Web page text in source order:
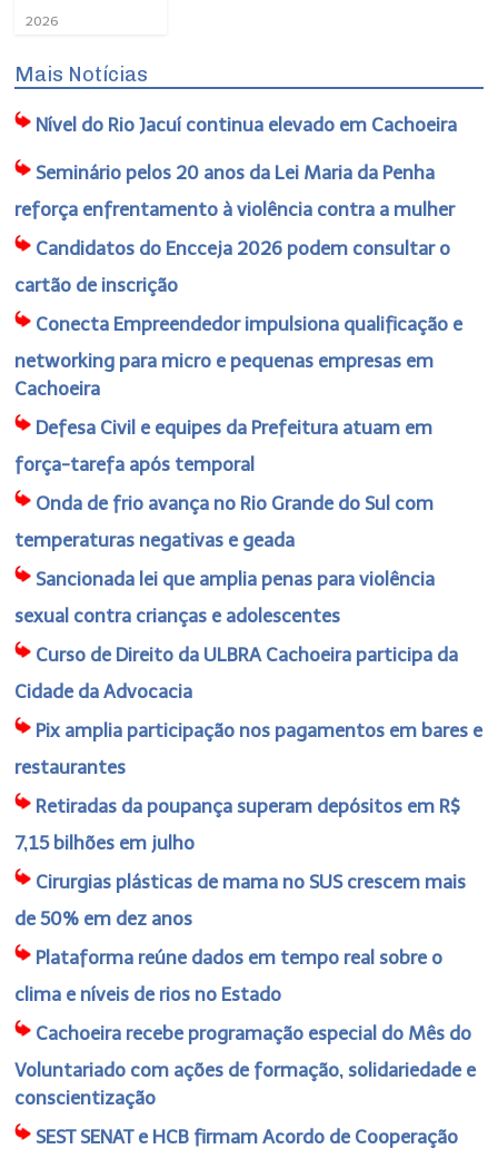
2026
Mais Notícias
Nível do Rio Jacuí continua elevado em Cachoeira
Seminário pelos 20 anos da Lei Maria da Penha
reforça enfrentamento à violência contra a mulher
Candidatos do Encceja 2026 podem consultar o
cartão de inscrição
Conecta Empreendedor impulsiona qualificação e
networking para micro e pequenas empresas em
Cachoeira
Defesa Civil e equipes da Prefeitura atuam em
força-tarefa após temporal
Onda de frio avança no Rio Grande do Sul com
temperaturas negativas e geada
Sancionada lei que amplia penas para violência
sexual contra crianças e adolescentes
Curso de Direito da ULBRA Cachoeira participa da
Cidade da Advocacia
Pix amplia participação nos pagamentos em bares e
restaurantes
Retiradas da poupança superam depósitos em R$
7,15 bilhões em julho
Cirurgias plásticas de mama no SUS crescem mais
de 50% em dez anos
Plataforma reúne dados em tempo real sobre o
clima e níveis de rios no Estado
Cachoeira recebe programação especial do Mês do
Voluntariado com ações de formação, solidariedade e
conscientização
SEST SENAT e HCB firmam Acordo de Cooperação